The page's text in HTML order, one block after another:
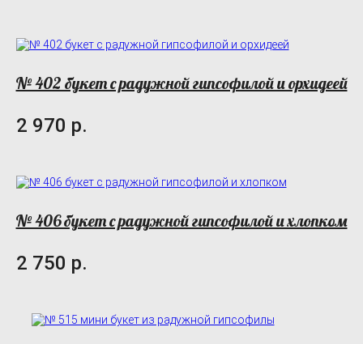
№ 402 букет с радужной гипсофилой и орхидеей
2 970 р.
№ 406 букет с радужной гипсофилой и хлопком
2 750 р.